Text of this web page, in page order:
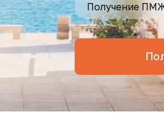
Получение